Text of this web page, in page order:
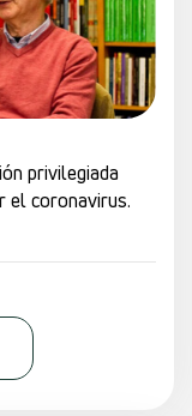
privilegiada
el coronavirus.